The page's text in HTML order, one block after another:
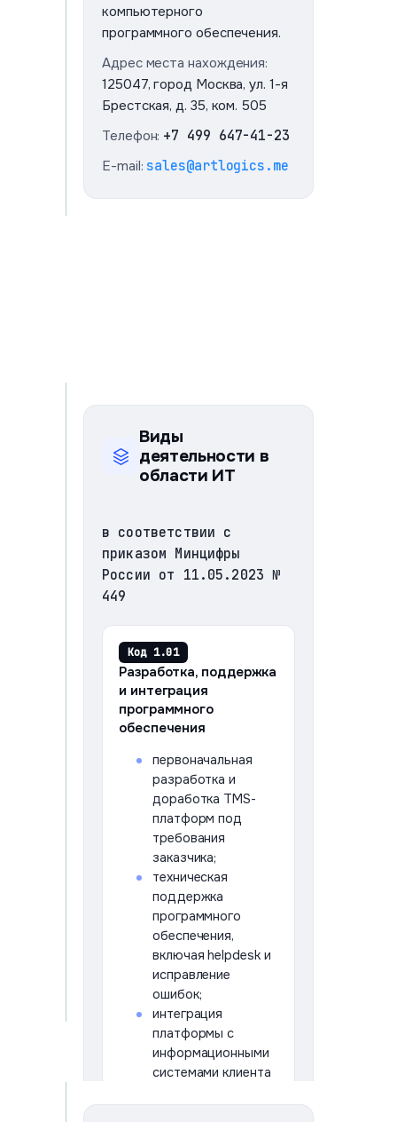
компьютерного
программного обеспечения.
Адрес места нахождения:
125047, город Москва, ул. 1-я
Брестская, д. 35, ком. 505
Телефон: +7 499 647-41-23
E-mail: sales@artlogics.me
Виды
деятельности в
области ИТ
в соответствии с
приказом Минцифры
России от 11.05.2023 №
449
Код 1.01
Разработка, поддержка
и интеграция
программного
обеспечения
первоначальная
разработка и
доработка TMS-
платформ под
требования
заказчика;
техническая
поддержка
программного
обеспечения,
включая helpdesk и
исправление
ошибок;
интеграция
платформы с
информационными
системами клиента